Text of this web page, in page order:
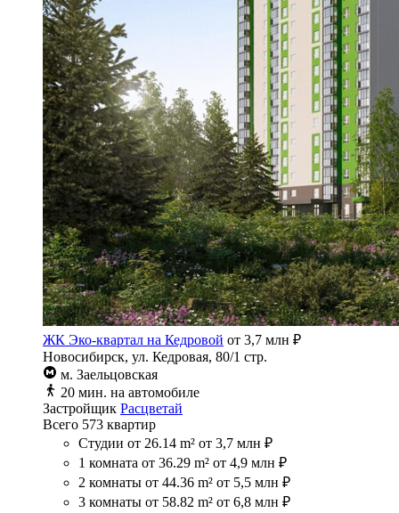
ЖК Эко-квартал на Кедровой от 3,7 млн ₽
Новосибирск, ул. Кедровая, 80/1 стр.
м. Заельцовская
20 мин. на автомобиле
Застройщик Расцветай
Всего 573 квартир
Студии от 26.14 m² от 3,7 млн ₽
1 комната от 36.29 m² от 4,9 млн ₽
2 комнаты от 44.36 m² от 5,5 млн ₽
3 комнаты от 58.82 m² от 6,8 млн ₽